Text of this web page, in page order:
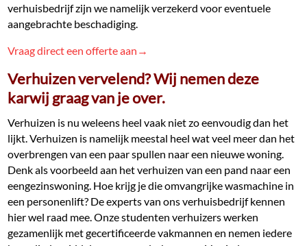
verhuisbedrijf zijn we namelijk verzekerd voor eventuele
aangebrachte beschadiging.
Vraag direct een offerte aan→
Verhuizen vervelend? Wij nemen deze
karwij graag van je over.
Verhuizen is nu weleens heel vaak niet zo eenvoudig dan het
lijkt. Verhuizen is namelijk meestal heel wat veel meer dan het
overbrengen van een paar spullen naar een nieuwe woning.
Denk als voorbeeld aan het verhuizen van een pand naar een
eengezinswoning. Hoe krijg je die omvangrijke wasmachine in
een personenlift? De experts van ons verhuisbedrijf kennen
hier wel raad mee. Onze studenten verhuizers werken
gezamenlijk met gecertificeerde vakmannen en nemen iedere